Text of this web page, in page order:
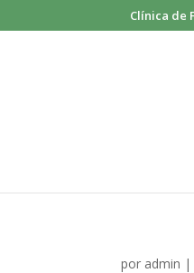
Clínica de
por admin |